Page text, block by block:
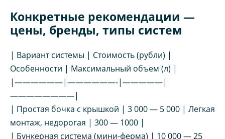
Конкретные рекомендации —
цены, бренды, типы систем
| Вариант системы | Стоимость (рубли) |
Особенности | Максимальный объем (л) |
|——————|——————-|—————|
————————|
| Простая бочка с крышкой | 3 000 — 5 000 | Легкая
монтаж, недорогая | 300 — 1000 |
| Бункерная система (мини-ферма) | 10 000 — 25